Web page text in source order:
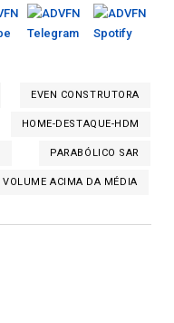
EVEN CONSTRUTORA
HOME-DESTAQUE-HDM
PARABÓLICO SAR
VOLUME ACIMA DA MÉDIA